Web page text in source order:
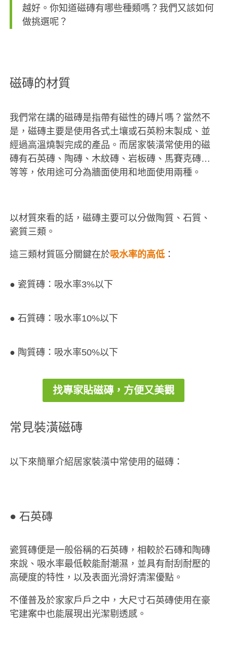
越好。你知道磁磚有哪些種類嗎？我們又該如何
做挑選呢？
磁磚的材質
我們常在講的磁磚是指帶有磁性的磚片嗎？當然不
是，磁磚主要是使用各式土壤或石英粉末製成、並
經過高溫燒製完成的產品。而居家裝潢常使用的磁
磚有石英磚、陶磚、木紋磚、岩板磚、馬賽克磚…
等等，依用途可分為牆面使用和地面使用兩種。
以材質來看的話，磁磚主要可以分做陶質、石質、
瓷質三類。
這三類材質區分關鍵在於吸水率的高低 ：
● 瓷質磚：吸水率3%以下
● 石質磚：吸水率10%以下
● 陶質磚：吸水率50%以下
找專家貼磁磚，方便又美觀
常見裝潢磁磚
以下來簡單介紹居家裝潢中常使用的磁磚：
● 石英磚
瓷質磚便是一般俗稱的石英磚，相較於石磚和陶磚
來說、吸水率最低較能耐潮濕，並具有耐刮耐壓的
高硬度的特性，以及表面光滑好清潔優點。
不僅普及於家家戶戶之中，大尺寸石英磚使用在豪
宅建案中也能展現出光潔剔透感。